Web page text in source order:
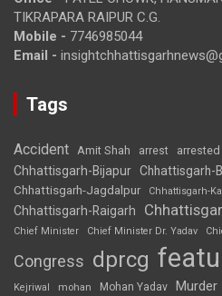
TIKRAPARA RAIPUR C.G.
Mobile - 7746985044
Email -
Tags
Accident Amit Shah arrest arrested
Chhattisgarh-Bijapur Chhattisgarh-
Chhattisgarh-Jagdalpur Chhattisgarh-
Chhattisgarh-Raigarh
Chief Minister
Chief Minister Dr. Yadav
Congress dprcg
Kejriwal mohan Mohan Yadav Murder